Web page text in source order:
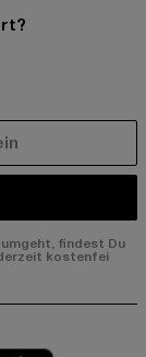
findest Du
kostenfei